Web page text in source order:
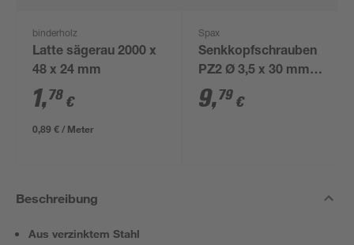
binderholz
Latte sägerau 2000 x
48 x 24 mm
1,78 €
0,89 € / Meter
Spax
Senkkopfschrauben
PZ2 Ø 3,5 x 30 mm
200 Stück
9,79 €
Beschreibung
Aus verzinktem Stahl